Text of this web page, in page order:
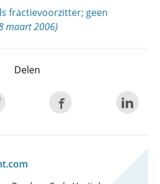
fractievoorzitter; geen
maart 2006)
Delen